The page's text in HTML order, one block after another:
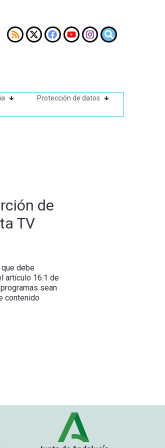
Protección de datos
de
TV
que debe
artículo 16.1 de
sean
contenido